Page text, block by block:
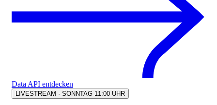
Data API entdecken
LIVESTREAM · SONNTAG 11:00 UHR